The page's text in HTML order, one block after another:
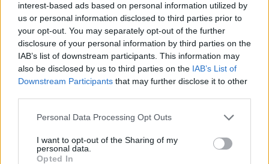
interest-based ads based on personal information utilized by
us or personal information disclosed to third parties prior to
your opt-out. You may separately opt-out of the further
disclosure of your personal information by third parties on the
IAB’s list of downstream participants. This information may
also be disclosed by us to third parties on the IAB’s List of
Downstream Participants that may further disclose it to other
Personal Data Processing Opt Outs
I want to opt-out of the Sharing of my
personal data.
Opted In
Ohlédnutí za Prokopskou poutí
Radek Ctibor - 10. 7. 2024